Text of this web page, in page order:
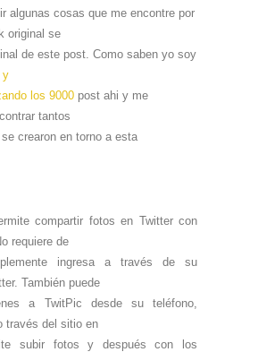
algunas cosas que me encontre por
original se
de este post. Como saben yo soy
y
los 9000 post ahi y me
tantos
crearon en torno a esta
compartir fotos en Twitter con
requiere de
ingresa a través de su
También puede
a TwitPic desde su teléfono,
través del sitio en
subir fotos y después con los